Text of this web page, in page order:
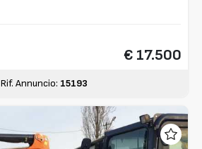
€ 17.500
Rif. Annuncio: 15193